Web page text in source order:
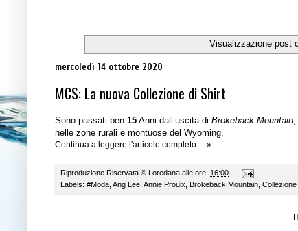
Visualizzazione post
mercoledì 14 ottobre 2020
MCS: La nuova Collezione di Shirt
Sono passati ben 15 Anni dall’uscita di Brokeback Mountain,
nelle zone rurali e montuose del Wyoming.
Continua a leggere l'articolo completo ... »
Riproduzione Riservata © Loredana alle ore: 16:00
Labels: #Moda Ang Lee Annie Proulx Brokeback Mountain Collezione